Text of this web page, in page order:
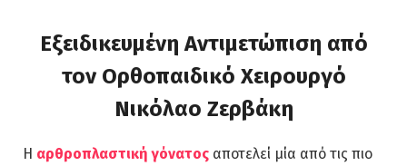
Εξειδικευμένη Αντιμετώπιση από
τον Ορθοπαιδικό Χειρουργό
Νικόλαο Ζερβάκη
Η αρθροπλαστική γόνατος αποτελεί μία από τις πιο